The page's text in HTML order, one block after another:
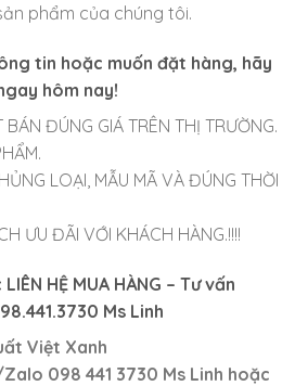
phẩm của chúng tôi.
tin hoặc muốn đặt hàng, hãy
hôm nay!
BÁN ĐÚNG GIÁ TRÊN THỊ TRƯỜNG.
LOẠI, MẪU MÃ VÀ ĐÚNG THỜI
ƯU ĐÃI VỚI KHÁCH HÀNG.!!!!
HỆ MUA HÀNG – Tư vấn
Ms Linh
Việt Xanh
098 441 3730 Ms Linh hoặc